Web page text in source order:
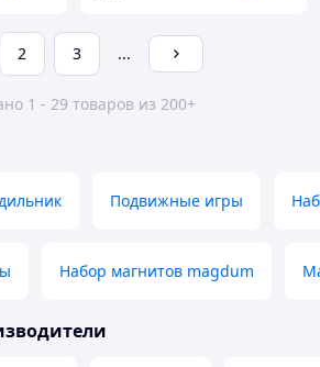
2 3 ...
1 - 29 товаров из 200+
Подвижные игры
Набор магнитов magdum